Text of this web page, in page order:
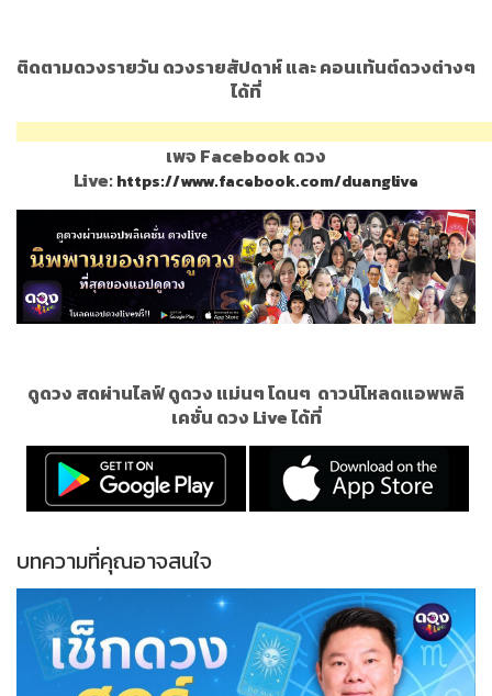
ติดตามดวงรายวัน ดวงรายสัปดาห์ และ คอนเท้นต์ดวงต่างๆ
ได้ที่
เพจ Facebook ดวง
Live:https://www.facebook.com/duanglive
ดูดวง สดผ่านไลฟ์ ดูดวง แม่นๆ โดนๆ ดาวน์โหลดแอพพลิ
เคชั่น ดวง Live ได้ที่
บทความที่คุณอาจสนใจ